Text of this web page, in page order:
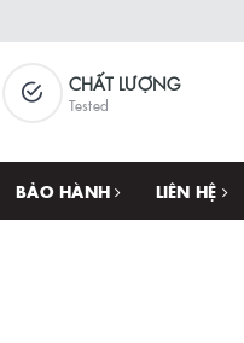
CHẤT LƯỢNG
Tested
BẢO HÀNH LIÊN HỆ